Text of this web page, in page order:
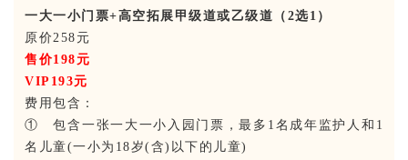
一大一小门票+高空拓展甲级道或乙级道（2选1）
原价258元
售价198元
VIP193元
费用包含：
① 包含一张一大一小入园门票，最多1名成年监护人和1
名儿童(一小为18岁(含)以下的儿童)